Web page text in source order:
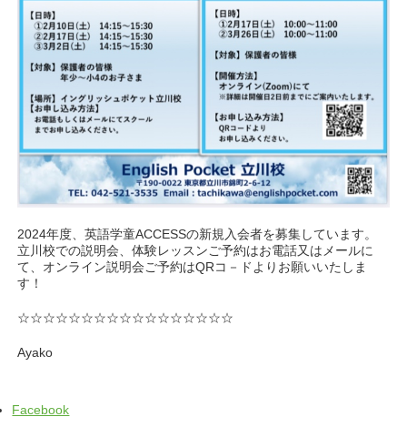
2024年度、英語学童ACCESSの新規入会者を募集しています。
立川校での説明会、体験レッスンご予約はお電話又はメールに
て、オンライン説明会ご予約はQRコ－ドよりお願いいたしま
す！
☆☆☆☆☆☆☆☆☆☆☆☆☆☆☆☆☆
Ayako
Facebook